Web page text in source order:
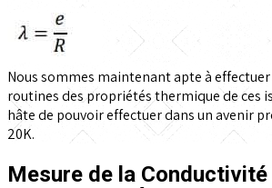
Nous sommes maintenant apte à effectuer
routines des propriétés thermique de ces
hâte de pouvoir effectuer dans un avenir
20K.
Mesure de la